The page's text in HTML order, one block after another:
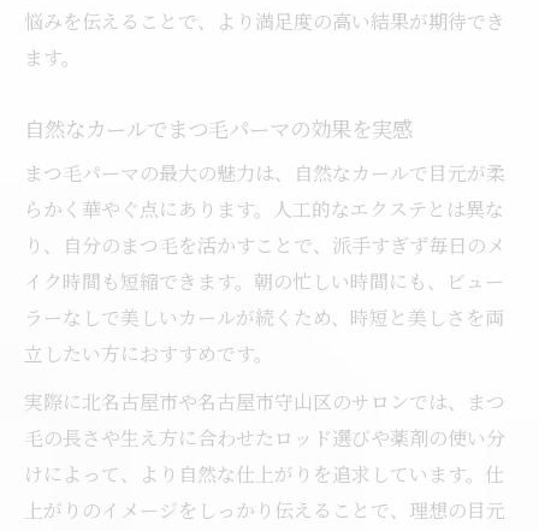
悩みを伝えることで、より満足度の高い結果が期待でき
ます。
自然なカールでまつ毛パーマの効果を実感
まつ毛パーマの最大の魅力は、自然なカールで目元が柔
らかく華やぐ点にあります。人工的なエクステとは異な
り、自分のまつ毛を活かすことで、派手すぎず毎日のメ
イク時間も短縮できます。朝の忙しい時間にも、ビュー
ラーなしで美しいカールが続くため、時短と美しさを両
立したい方におすすめです。
実際に北名古屋市や名古屋市守山区のサロンでは、まつ
毛の長さや生え方に合わせたロッド選びや薬剤の使い分
けによって、より自然な仕上がりを追求しています。仕
上がりのイメージをしっかり伝えることで、理想の目元